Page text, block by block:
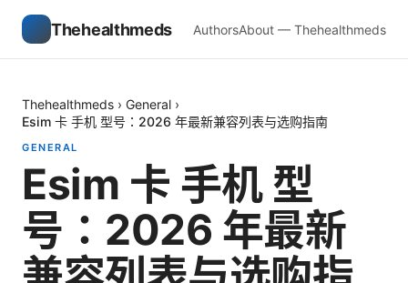
Thehealthmeds AuthorsAbout — Thehealthmeds
Thehealthmeds › General ›
Esim 卡 手机 型号：2026 年最新兼容列表与选购指南
GENERAL
Esim 卡 手机 型
号：2026 年最新